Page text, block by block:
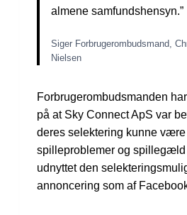
almene samfundshensyn.”
Siger Forbrugerombudsmand,
Nielsen
Forbrugerombudsmanden
på at Sky Connect ApS var
deres selektering kunne være
spilleproblemer og
udnyttet den
annoncering som af